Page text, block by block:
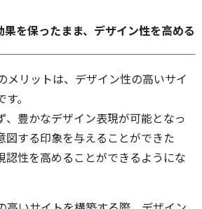
果を保ったまま、デザイン性を高める
メリットは、デザイン性の高いサイ
。
、豊かなデザイン表現が可能となっ
図する印象を与えることができた
認性を高めることができるようにな